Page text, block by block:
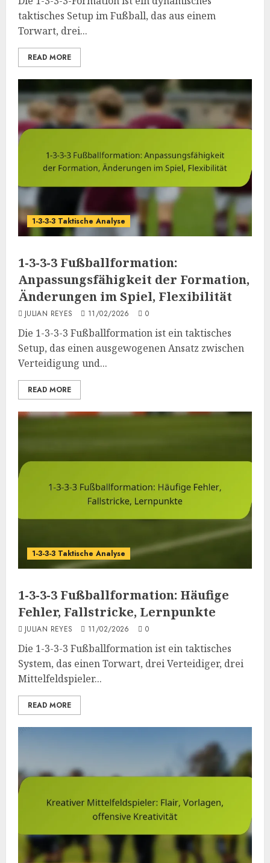
taktisches Setup im Fußball, das aus einem
Torwart, drei...
READ MORE
1-3-3-3 Taktische Analyse
1-3-3-3 Fußballformation:
Anpassungsfähigkeit der Formation,
Änderungen im Spiel, Flexibilität
JULIAN REYES 11/02/2026 0
Die 1-3-3-3 Fußballformation ist ein taktisches
Setup, das einen ausgewogenen Ansatz zwischen
Verteidigung und...
READ MORE
1-3-3-3 Taktische Analyse
1-3-3-3 Fußballformation: Häufige
Fehler, Fallstricke, Lernpunkte
JULIAN REYES 11/02/2026 0
Die 1-3-3-3 Fußballformation ist ein taktisches
System, das einen Torwart, drei Verteidiger, drei
Mittelfeldspieler...
READ MORE